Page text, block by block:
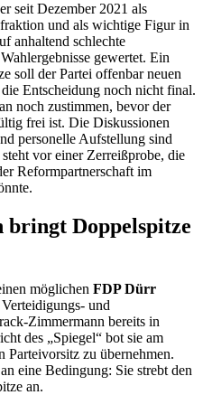
seit Dezember 2021 als
und als wichtige Figur in
anhaltend schlechte
gewertet. Ein
soll der Partei offenbar neuen
Entscheidung noch nicht final.
noch zustimmen, bevor der
frei ist. Die Diskussionen
personelle Aufstellung sind
vor einer Zerreißprobe, die
Reformpartnerschaft im
Doppelspitze
möglichen FDP Dürr
und
Zimmermann bereits in
des „Spiegel“ bot sie am
Parteivorsitz zu übernehmen.
eine Bedingung: Sie strebt den
an.